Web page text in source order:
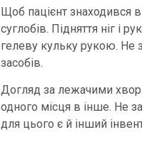
Щоб пацієнт знаходився
суглобів. Підняття ніг і
гелеву кульку рукою. Не
засобів.
Догляд за лежачими
одного місця в інше. Не
для цього є й інший